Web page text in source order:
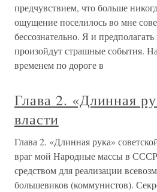
предчувствием, что больше
ощущение поселилось во мне
бессознательно. Я и
произойдут страшные события.
временем по дороге в
Глава 2. «Длинная
власти
Глава 2. «Длинная рука»
враг мой Народные массы в СССР
средством для реализации
большевиков (коммунистов).